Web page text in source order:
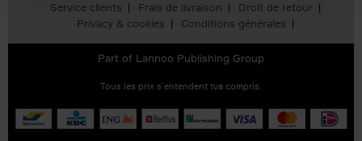
Service clients Frais de livraison
Droit de retour
Privacy & cookies
Conditions générales
Part of Lannoo Publishing Group
Tous les prix s’entendent tva compris.